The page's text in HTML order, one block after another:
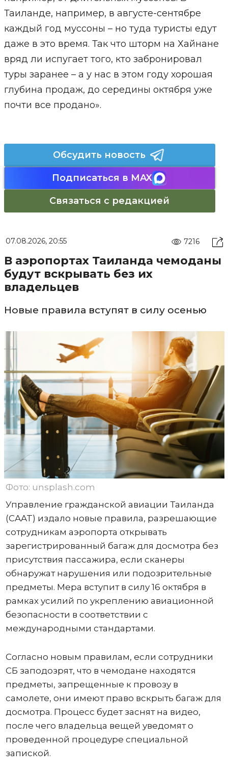
Таиланде, например, в августе-сентябре
каждый год муссоны – но туда туристы едут
даже в это время. Так что шторм на Хайнане
вряд ли испугает того, кто забронировал
туры заранее – а у нас в этом году хорошая
глубина продаж, до середины октября уже
почти все продано».
Обсудить новость
Подписаться в MAX
Связаться с редакцией
07.08.2026, 20:55 7216
В аэропортах Таиланда чемоданы
будут вскрывать без их
владельцев
Новые правила вступят в силу осенью
Фото: unsplash.com
Управление гражданской авиации Таиланда
(CAAT) издало новые правила, разрешающие
сотрудникам аэропорта открывать
зарегистрированный багаж для досмотра без
присутствия пассажира, если сканеры
обнаружат нарушения или подозрительные
предметы. Мера вступит в силу 16 октября в
рамках усилий по укреплению авиационной
безопасности в соответствии с
международными стандартами.
Согласно новым правилам, если сотрудники
СБ заподозрят, что в чемодане ​​находятся
предметы, запрещенные к провозу в
самолете, они имеют право вскрыть багаж для
досмотра. Процесс будет заснят на видео,
после чего владельца вещей уведомят о
проведенной процедуре специальной
запиской.